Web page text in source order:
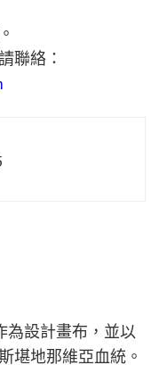
聯絡：
為設計畫布，並以
堪地那維亞血統。